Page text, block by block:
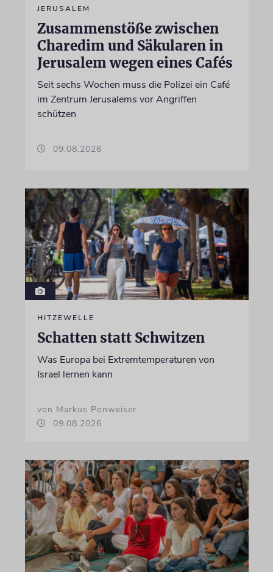
JERUSALEM
Zusammenstöße zwischen
Charedim und Säkularen in
Jerusalem wegen eines Cafés
Seit sechs Wochen muss die Polizei ein Café
im Zentrum Jerusalems vor Angriffen
schützen
09.08.2026
HITZEWELLE
Schatten statt Schwitzen
Was Europa bei Extremtemperaturen von
Israel lernen kann
von Markus Ponweiser
09.08.2026